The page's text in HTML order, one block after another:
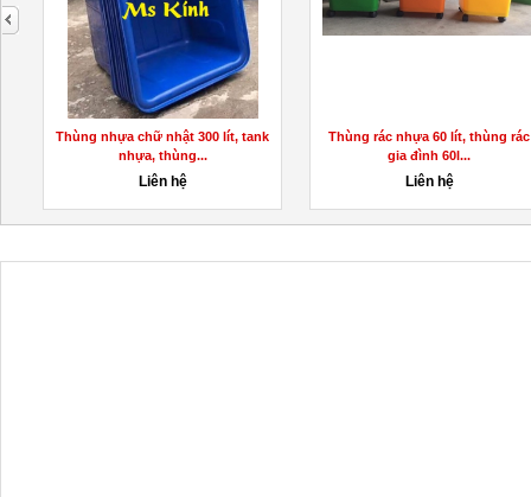
Thùng nhựa chữ nhật 300 lít, tank
nhựa, thùng...
Liên hệ
Thùng rác nhựa 60 lít, thùng rác
gia đình 60l...
Liên hệ
next